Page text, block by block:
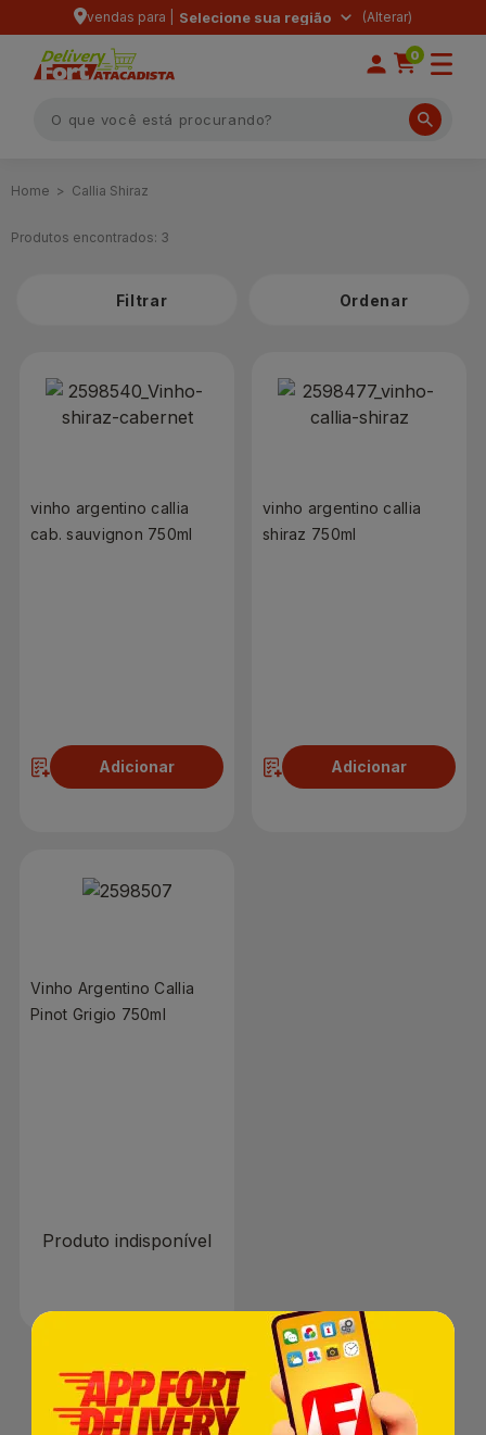
vendas para | Selecione sua região
0
Callia Shiraz
Produtos encontrados: 3
Filtrar
vinho argentino callia
cab. sauvignon 750ml
Adicionar
vinho argentino callia
shiraz 750ml
Adicionar
Vinho Argentino Callia
Pinot Grigio 750ml
Produto indisponível